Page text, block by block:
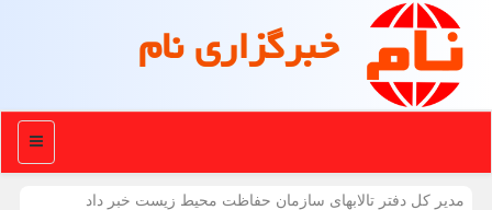
خبرگزاری نام
منو
مدیر كل دفتر تالابهای سازمان حفاظت محیط زیست خبر داد